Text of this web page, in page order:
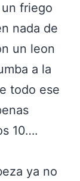
friego
nada de
un leon
a la
todo ese
10….
ya no